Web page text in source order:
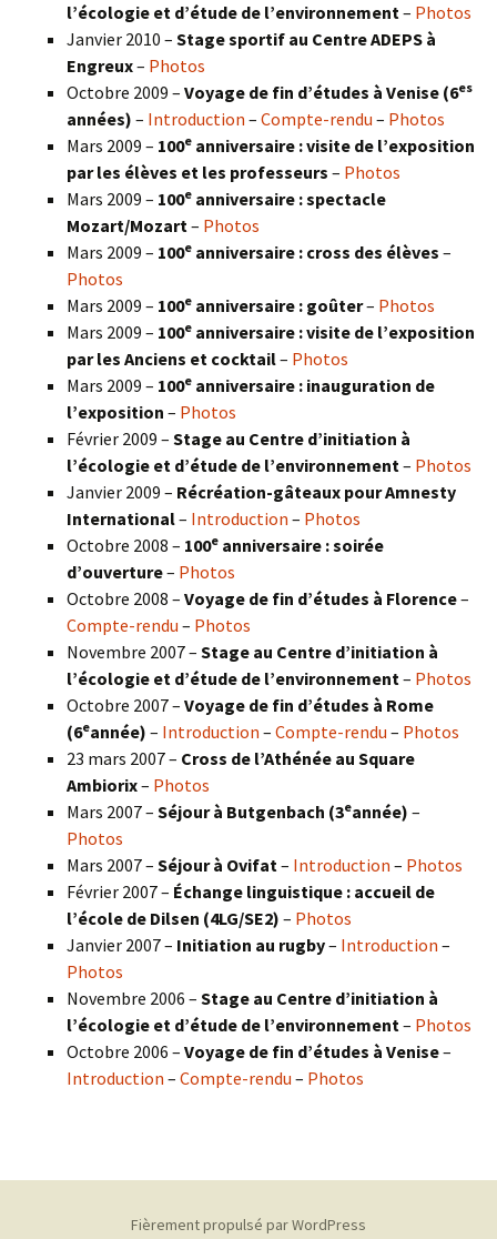
l’écologie et d’étude de l’environnement– Photos
Janvier 2010 – Stage sportif au Centre ADEPS à
Engreux– Photos
Octobre 2009 – Voyage de fin d’études à Venise (6es
années) – Introduction – Compte-rendu – Photos
Mars 2009 – 100e anniversaire : visite de l’exposition
par les élèves et les professeurs – Photos
Mars 2009 – 100e anniversaire : spectacle
Mozart/Mozart– Photos
Mars 2009 – 100e anniversaire : cross des élèves –
Photos
Mars 2009 – 100e anniversaire : goûter– Photos
Mars 2009 – 100e anniversaire : visite de l’exposition
par les Anciens et cocktail– Photos
Mars 2009 – 100e anniversaire : inauguration de
l’exposition – Photos
Février 2009 – Stage au Centre d’initiation à
l’écologie et d’étude de l’environnement– Photos
Janvier 2009 – Récréation-gâteaux pour Amnesty
International– Introduction – Photos
Octobre 2008 – 100e anniversaire : soirée
d’ouverture– Photos
Octobre 2008 – Voyage de fin d’études à Florence–
Compte-rendu – Photos
Novembre 2007 – Stage au Centre d’initiation à
l’écologie et d’étude de l’environnement– Photos
Octobre 2007 – Voyage de fin d’études à Rome
(6eannée) – Introduction – Compte-rendu – Photos
23 mars 2007 – Cross de l’Athénée au Square
Ambiorix– Photos
Mars 2007 – Séjour à Butgenbach (3eannée) –
Photos
Mars 2007 – Séjour à Ovifat– Introduction – Photos
Février 2007 – Échange linguistique : accueil de
l’école de Dilsen (4LG/SE2) – Photos
Janvier 2007 – Initiation au rugby– Introduction –
Photos
Novembre 2006 – Stage au Centre d’initiation à
l’écologie et d’étude de l’environnement– Photos
Octobre 2006 – Voyage de fin d’études à Venise–
Introduction – Compte-rendu – Photos
Fièrement propulsé par WordPress